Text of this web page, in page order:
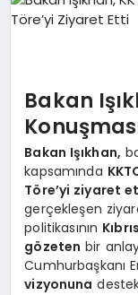
SAĞLIK
SPOR
YAŞAM
DIĞER
Bakan
Bakan Işıkhan,
kapsamında
Töre’yi ziyaret
gerçekleşen
politikasının
gözeten bir
Cumhurbaşkanı
vizyonuna